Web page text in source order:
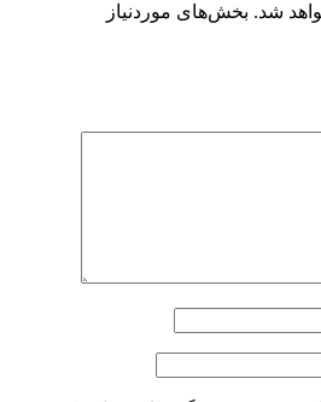
شد. بخش‌های موردنیاز